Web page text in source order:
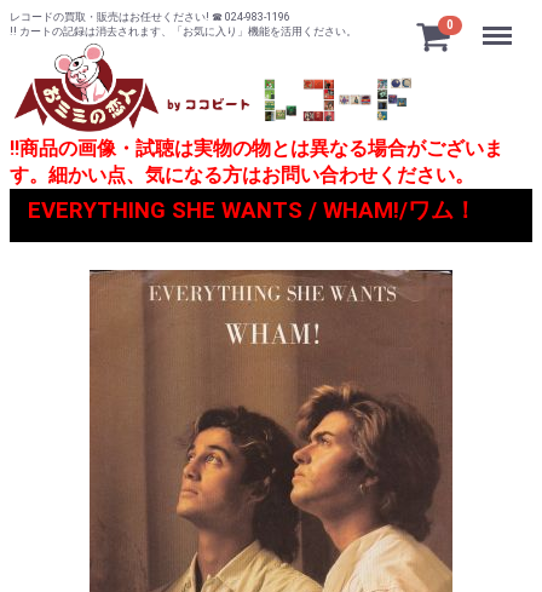
レコードの買取・販売はお任せください! ☎ 024-983-1196
!! カートの記録は消去されます、「お気に入り」機能を活用ください。
0 Menu
!!商品の画像・試聴は実物の物とは異なる場合がございま
す。細かい点、気になる方はお問い合わせください。
EVERYTHING SHE WANTS / WHAM!/ワム！